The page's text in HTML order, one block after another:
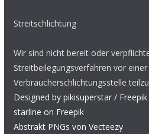
Streitschlichtung
Wir sind nicht bereit oder
Streitbeilegungsverfahren vor einer
Verbraucherschlichtungsstelle
Designed by pikisuperstar / Freepik
starline on Freepik
Abstrakt PNGs von Vecteezy